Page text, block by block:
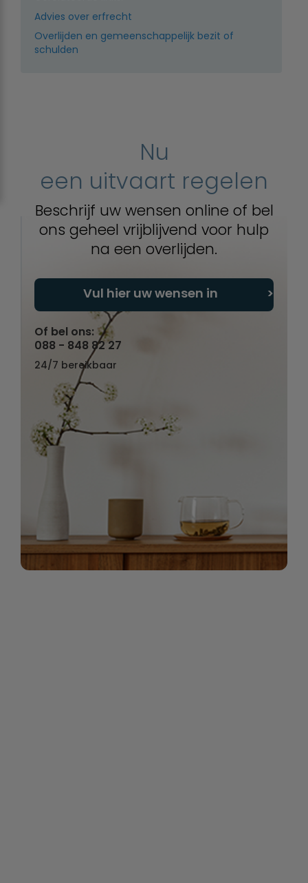
Advies over erfrecht
Overlijden en gemeenschappelijk bezit of
schulden
Nu
een uitvaart regelen
Beschrijf uw wensen online of bel
ons geheel vrijblijvend voor hulp
na een overlijden.
Vul hier uw wensen in
Of bel ons:
088 - 848 82 27
24/7 bereikbaar